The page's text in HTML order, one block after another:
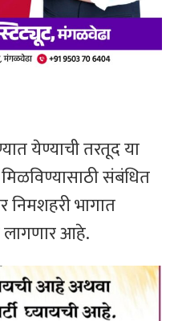
येण्याची तरतूद या
संबंधित
निमशहरी भागात
लागणार आहे.